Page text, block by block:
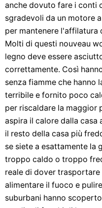
anche dovuto fare i conti
sgradevoli da un motore
per mantenere l'affilatura
Molti di questi nouveau
legno deve essere
correttamente. Così
senza fiamme che hanno
terribile e fornito poco
per riscaldare la maggior
aspira il calore dalla casa
il resto della casa più
se siete a esattamente la
troppo caldo o troppo
reale di dover
alimentare il fuoco e
suburbani hanno